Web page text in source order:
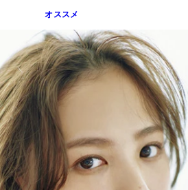
オススメ